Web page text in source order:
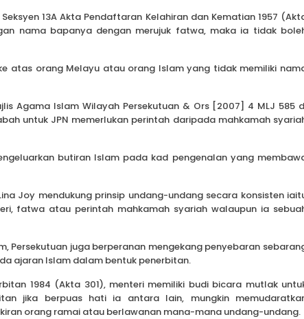
13A Akta Pendaftaran Kelahiran dan Kematian 1957
nama bapanya dengan merujuk fatwa, maka ia tidak
atas orang Melayu atau orang Islam yang tidak memiliki
Agama Islam Wilayah Persekutuan & Ors [2007] 4 MLJ 585
untuk JPN memerlukan perintah daripada mahkamah
butiran Islam pada kad pengenalan yang
Joy mendukung prinsip undang-undang secara konsisten
fatwa atau perintah mahkamah syariah walaupun ia
Persekutuan juga berperanan mengekang penyebaran
ajaran Islam dalam bentuk penerbitan.
1984 (Akta 301), menteri memiliki budi bicara mutlak
jika berpuas hati ia antara lain, mungkin
orang ramai atau berlawanan mana-mana undang-undang.